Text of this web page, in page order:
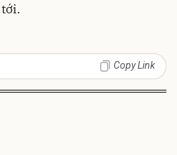
Copy Link